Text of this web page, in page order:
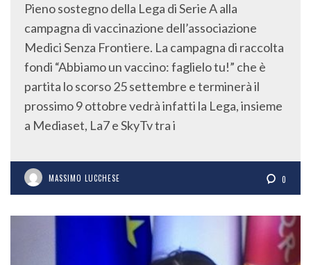
Pieno sostegno della Lega di Serie A alla
campagna di vaccinazione dell’associazione
Medici Senza Frontiere. La campagna di raccolta
fondi “Abbiamo un vaccino: faglielo tu!” che è
partita lo scorso 25 settembre e terminerà il
prossimo 9 ottobre vedrà infatti la Lega, insieme
a Mediaset, La7 e SkyTv tra i
MASSIMO LUCCHESE 0